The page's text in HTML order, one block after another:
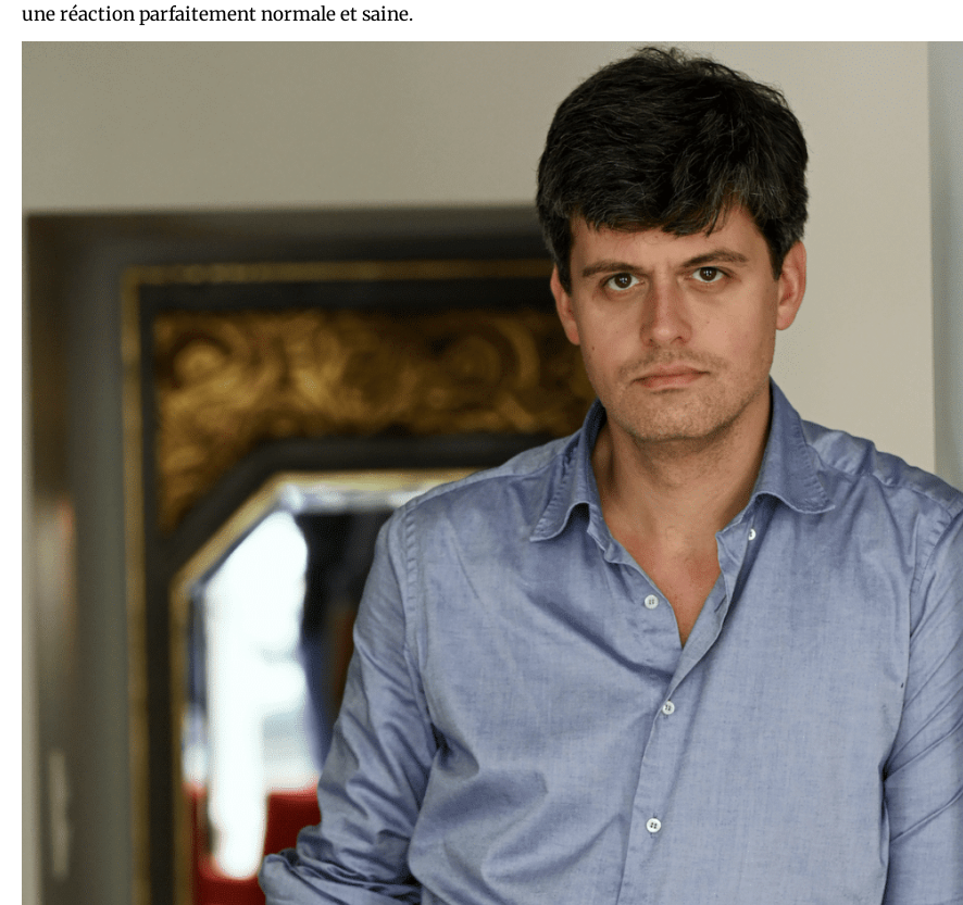
une réaction parfaitement normale et saine.